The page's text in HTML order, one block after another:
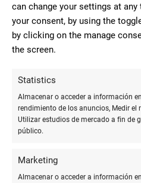
can change your settings at
your consent, by using the
by clicking on the manage
the screen.
Statistics
Almacenar o acceder a información
rendimiento de los anuncios, Medir el
Utilizar estudios de mercado a fin de
público.
Marketing
Almacenar o acceder a información
Plataformas de aprendizaje en
Academy, Coursera y EdX
en una variedad de temas,
programación y humanidades.
Aplicaciones de estudio:
y Photomath permiten a los
en diferentes áreas académicas
de memoria, ejercicios
resolución de problemas.
Bibliotecas digitales:
Gutenberg proporcionan